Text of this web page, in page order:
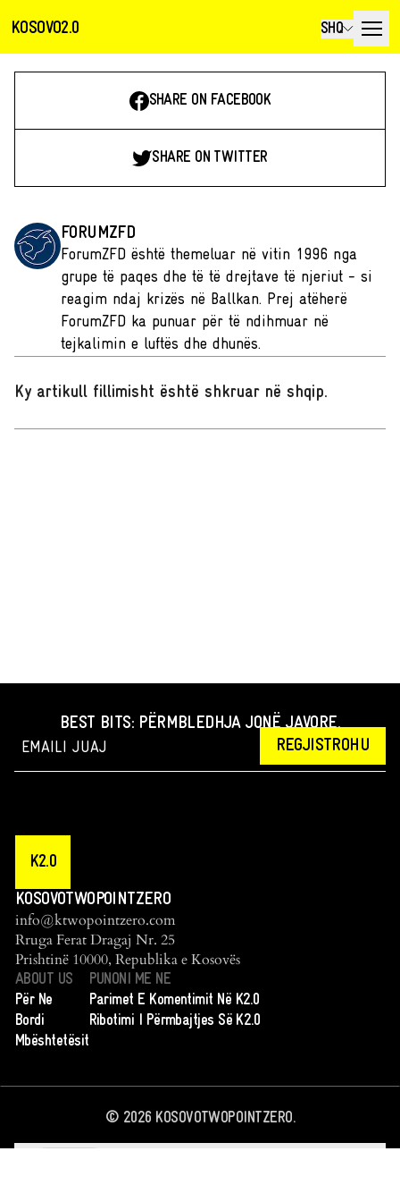
KOSOVO2.0 SHQ
SHARE ON FACEBOOK
SHARE ON TWITTER
FORUMZFD
ForumZFD është themeluar në vitin 1996 nga
grupe të paqes dhe të të drejtave të njeriut - si
reagim ndaj krizës në Ballkan. Prej atëherë
ForumZFD ka punuar për të ndihmuar në
tejkalimin e luftës dhe dhunës.
Ky artikull fillimisht është shkruar në shqip.
BEST BITS: PËRMBLEDHJA JONË JAVORE.
REGJISTROHU
K2.0
KOSOVOTWOPOINTZERO
info@ktwopointzero.com
Rruga Ferat Dragaj Nr. 25
Prishtinë 10000, Republika e Kosovës
ABOUT US
Për Ne
Bordi
Mbështetësit
PUNONI ME NE
Parimet E Komentimit Në K2.0
Ribotimi I Përmbajtjes Së K2.0
© 2026KOSOVOTWOPOINTZERO.